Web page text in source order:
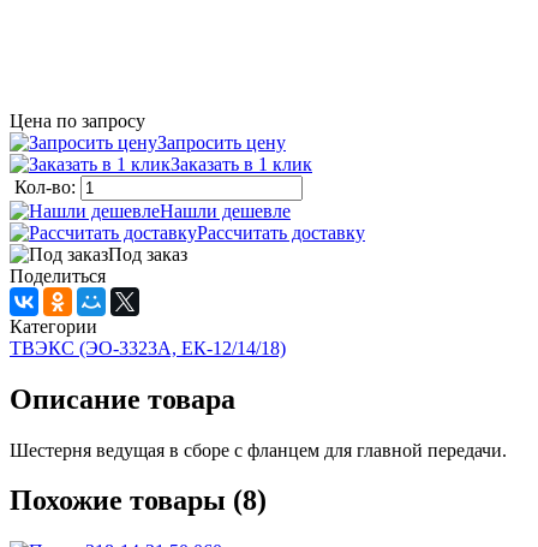
Цена по запросу
Запросить цену
Заказать в 1 клик
Кол-во:
Нашли дешевле
Рассчитать доставку
Под заказ
Поделиться
Категории
ТВЭКС (ЭО-3323А, ЕК-12/14/18)
Описание товара
Шестерня ведущая в сборе с фланцем для главной передачи.
Похожие товары (8)